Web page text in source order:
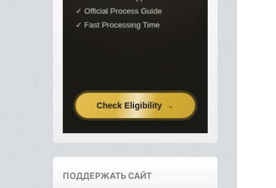
ПОДДЕРЖАТЬ САЙТ